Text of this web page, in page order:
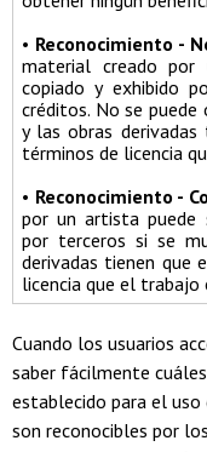
• Reconocimiento -
material creado por
copiado y exhibido
créditos. No se
y las obras
términos de licencia
• Reconocimiento -
por un artista puede
por terceros si se
derivadas tienen que
licencia que el trabajo
Cuando los usuarios
saber fácilmente
establecido para el uso
son reconocibles por